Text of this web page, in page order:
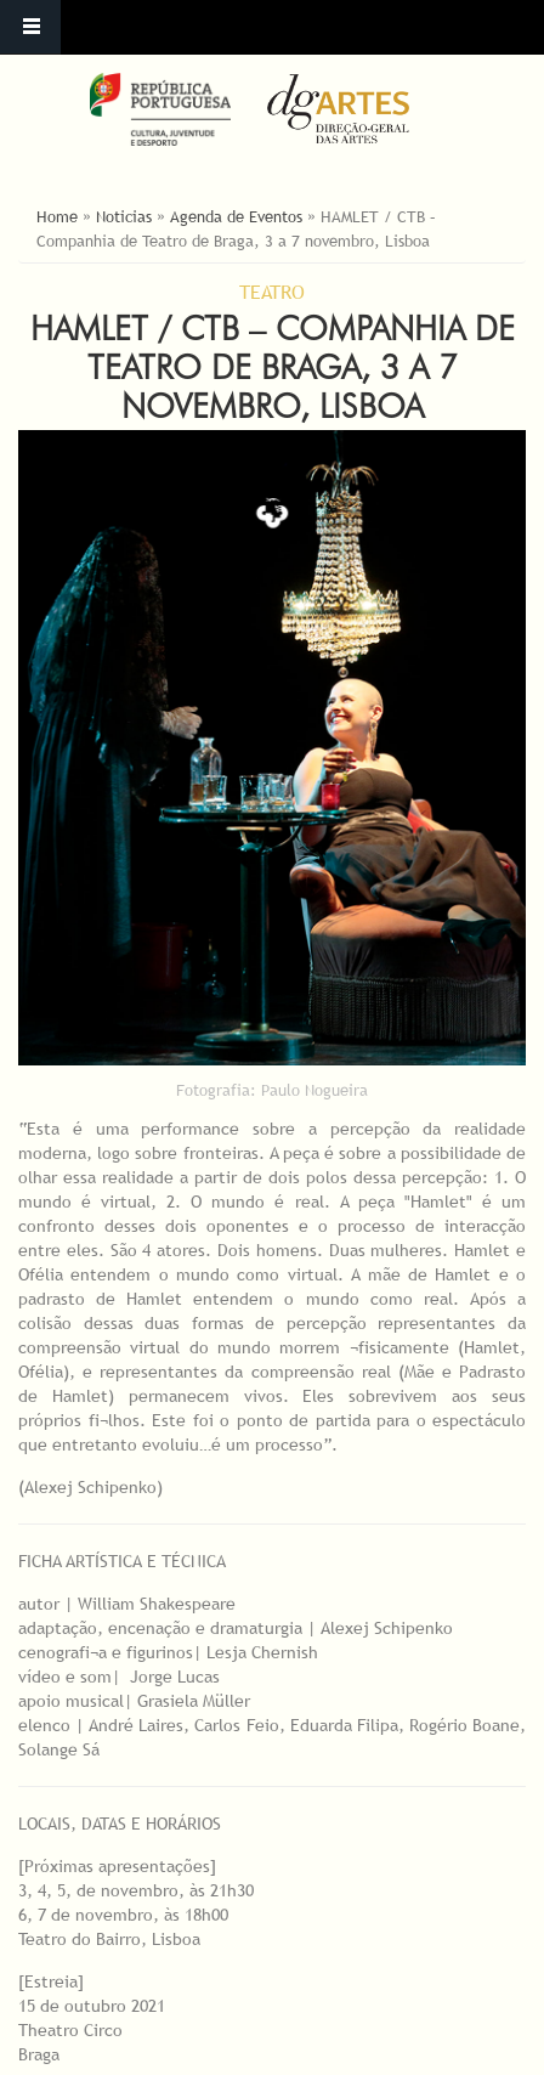
ESTÁ AQUI
Home » Noticias » Agenda de Eventos » HAMLET / CTB –
Companhia de Teatro de Braga, 3 a 7 novembro, Lisboa
TEATRO
HAMLET / CTB – COMPANHIA DE
TEATRO DE BRAGA, 3 A 7
NOVEMBRO, LISBOA
Fotografia: Paulo Nogueira
“Esta é uma performance sobre a percepção da realidade
moderna, logo sobre fronteiras. A peça é sobre a possibilidade de
olhar essa realidade a partir de dois polos dessa percepção: 1. O
mundo é virtual, 2. O mundo é real. A peça "Hamlet" é um
confronto desses dois oponentes e o processo de interacção
entre eles. São 4 atores. Dois homens. Duas mulheres. Hamlet e
Ofélia entendem o mundo como virtual. A mãe de Hamlet e o
padrasto de Hamlet entendem o mundo como real. Após a
colisão dessas duas formas de percepção representantes da
compreensão virtual do mundo morrem ¬fisicamente (Hamlet,
Ofélia), e representantes da compreensão real (Mãe e Padrasto
de Hamlet) permanecem vivos. Eles sobrevivem aos seus
próprios fi¬lhos. Este foi o ponto de partida para o espectáculo
que entretanto evoluiu…é um processo”.
(Alexej Schipenko)
FICHA ARTÍSTICA E TÉCNICA
autor | William Shakespeare
adaptação, encenação e dramaturgia | Alexej Schipenko
cenografi¬a e figurinos| Lesja Chernish
vídeo e som| Jorge Lucas
apoio musical| Grasiela Müller
elenco | André Laires, Carlos Feio, Eduarda Filipa, Rogério Boane,
Solange Sá
LOCAIS, DATAS E HORÁRIOS
[Próximas apresentações]
3, 4, 5, de novembro, às 21h30
6, 7 de novembro, às 18h00
Teatro do Bairro, Lisboa
[Estreia]
15 de outubro 2021
Theatro Circo
Braga